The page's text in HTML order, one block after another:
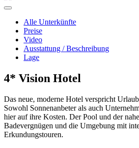
Alle Unterkünfte
Preise
Video
Ausstattung / Beschreibung
Lage
4* Vision Hotel
Das neue, moderne Hotel verspricht
Sowohl Sonnenanbeter als auch
hier auf ihre Kosten. Der Pool und der
Badevergnügen und die Umgebung mit
Erkundungstouren.